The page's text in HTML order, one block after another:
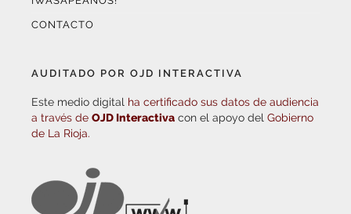
CONTACTO
AUDITADO POR OJD INTERACTIVA
Este medio digital ha certificado sus datos de audiencia
a través de OJD Interactiva con el apoyo del Gobierno
de La Rioja.